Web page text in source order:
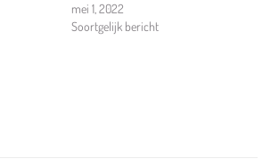
mei 1, 2022
Soortgelijk bericht